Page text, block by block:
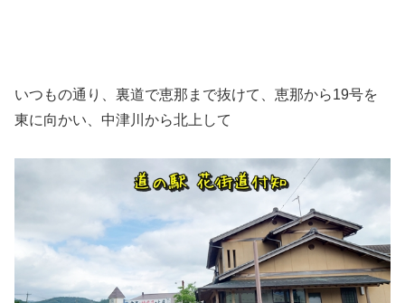
いつもの通り、裏道で恵那まで抜けて、恵那から19号を
東に向かい、中津川から北上して